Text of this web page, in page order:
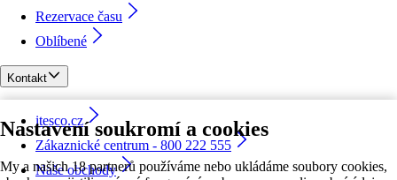
Nastavení soukromí a cookies
My a našich 18 partnerů používáme nebo ukládáme soubory cookies,
Rezervace času
Oblíbené
Kontakt
itesco.cz
Zákaznické centrum - 800 222 555
Naše obchody